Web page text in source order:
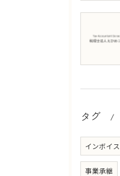
タグ
インボイス
事業承継